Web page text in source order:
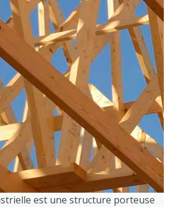
est une structure porteuse